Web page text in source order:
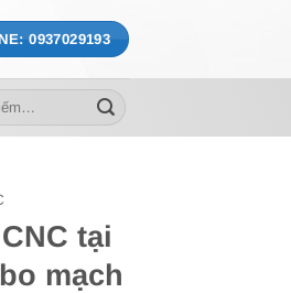
0937029193
tại
mạch